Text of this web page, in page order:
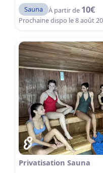
soin de vous. Le sauna
apaisante et revitalisante.
séance sauna mixte et
de détente à Montpellier.
Sauna À partir de 10€
Prochaine dispo le8 août
Privatisation Sauna